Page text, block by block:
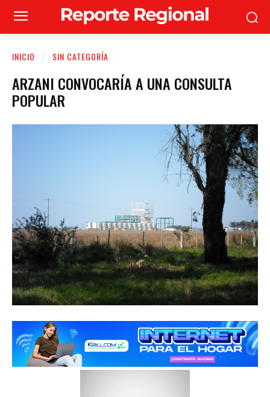
INICIO SIN CATEGORÍA
ARZANI CONVOCARÍA A UNA CONSULTA
POPULAR